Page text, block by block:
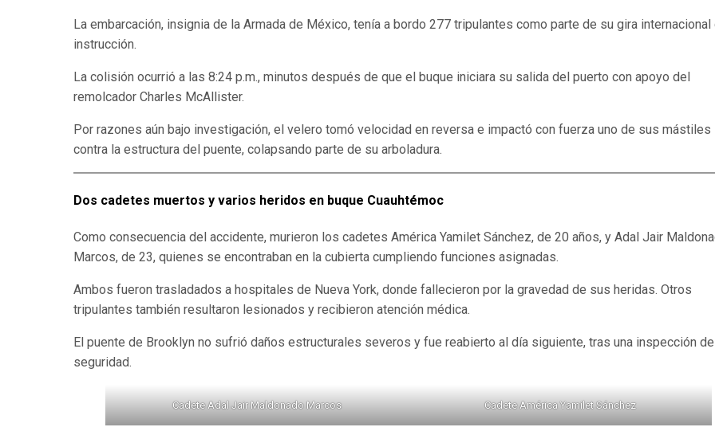
La embarcación, insignia de la Armada de México, tenía a bordo 277 tripulantes como parte de su gira internacional
instrucción.
La colisión ocurrió a las 8:24 p.m., minutos después de que el buque iniciara su salida del puerto con apoyo del
remolcador Charles McAllister.
Por razones aún bajo investigación, el velero tomó velocidad en reversa e impactó con fuerza uno de sus mástiles
contra la estructura del puente, colapsando parte de su arboladura.
Dos cadetes muertos y varios heridos en buque Cuauhtémoc
Como consecuencia del accidente, murieron los cadetes América Yamilet Sánchez, de 20 años, y Adal Jair
Marcos, de 23, quienes se encontraban en la cubierta cumpliendo funciones asignadas.
Ambos fueron trasladados a hospitales de Nueva York, donde fallecieron por la gravedad de sus heridas. Otros
tripulantes también resultaron lesionados y recibieron atención médica.
El puente de Brooklyn no sufrió daños estructurales severos y fue reabierto al día siguiente, tras una inspección de
seguridad.
Cadete Adal Jair Maldonado Marcos Cadete América Yamilet Sánchez